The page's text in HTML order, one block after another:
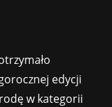
edycji
w kategorii